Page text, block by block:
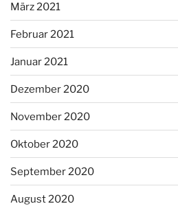
März 2021
Februar 2021
Januar 2021
Dezember 2020
November 2020
Oktober 2020
September 2020
August 2020